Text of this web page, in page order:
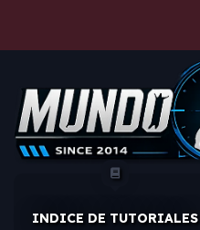
INDICE DE TUTORIALES